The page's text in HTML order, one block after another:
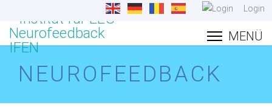
Login
NEUROFEEDBACK